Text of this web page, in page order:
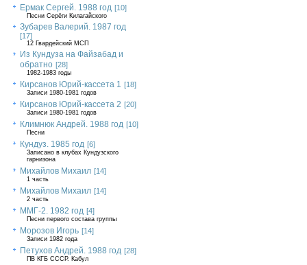
Ермак Сергей. 1988 год [10]
Песни Серёги Килагайского
Зубарев Валерий. 1987 год
[17]
12 Гвардейский МСП
Из Кундуза на Файзабад и
обратно [28]
1982-1983 годы
Кирсанов Юрий-кассета 1 [18]
Записи 1980-1981 годов
Кирсанов Юрий-кассета 2 [20]
Записи 1980-1981 годов
Климнюк Андрей. 1988 год [10]
Песни
Кундуз. 1985 год [6]
Записано в клубах Кундузского
гарнизона
Михайлов Михаил [14]
1 часть
Михайлов Михаил [14]
2 часть
ММГ-2. 1982 год [4]
Песни первого состава группы
Морозов Игорь [14]
Записи 1982 года
Петухов Андрей. 1988 год [28]
ПВ КГБ СССР. Кабул